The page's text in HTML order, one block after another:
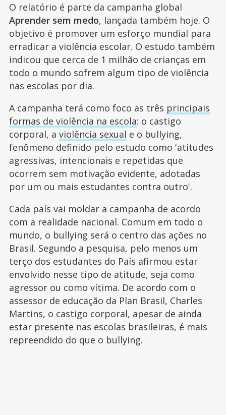
O relatório é parte da campanha global
Aprender sem medo, lançada também hoje. O
objetivo é promover um esforço mundial para
erradicar a violência escolar. O estudo também
indicou que cerca de 1 milhão de crianças em
todo o mundo sofrem algum tipo de violência
nas escolas por dia.
A campanha terá como foco as três principais
formas de violência na escola: o castigo
corporal, a violência sexual e o bullying,
fenômeno definido pelo estudo como 'atitudes
agressivas, intencionais e repetidas que
ocorrem sem motivação evidente, adotadas
por um ou mais estudantes contra outro'.
Cada país vai moldar a campanha de acordo
com a realidade nacional. Comum em todo o
mundo, o bullying será o centro das ações no
Brasil. Segundo a pesquisa, pelo menos um
terço dos estudantes do País afirmou estar
envolvido nesse tipo de atitude, seja como
agressor ou como vítima. De acordo com o
assessor de educação da Plan Brasil, Charles
Martins, o castigo corporal, apesar de ainda
estar presente nas escolas brasileiras, é mais
repreendido do que o bullying.